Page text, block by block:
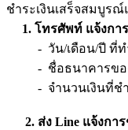
ชำระเงินเสร็จสมบูรณ์
1. โทรศัพท์ แจ้งกา
- วัน/เดือน/ปี ที่ทำ
- ชื่อธนาคารของเ
- จำนวนเงินที่ชำ
2. ส่ง Line แจ้งกา